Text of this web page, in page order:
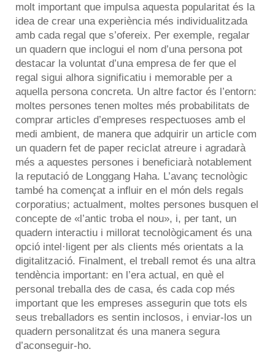
molt important que impulsa aquesta popularitat és la
idea de crear una experiència més individualitzada
amb cada regal que s’ofereix. Per exemple, regalar
un quadern que inclogui el nom d’una persona pot
destacar la voluntat d’una empresa de fer que el
regal sigui alhora significatiu i memorable per a
aquella persona concreta. Un altre factor és l’entorn:
moltes persones tenen moltes més probabilitats de
comprar articles d’empreses respectuoses amb el
medi ambient, de manera que adquirir un article com
un quadern fet de paper reciclat atreure i agradarà
més a aquestes persones i beneficiarà notablement
la reputació de Longgang Haha. L’avanç tecnològic
també ha començat a influir en el món dels regals
corporatius; actualment, moltes persones busquen el
concepte de «l’antic troba el nou», i, per tant, un
quadern interactiu i millorat tecnològicament és una
opció intel·ligent per als clients més orientats a la
digitalització. Finalment, el treball remot és una altra
tendència important: en l’era actual, en què el
personal treballa des de casa, és cada cop més
important que les empreses assegurin que tots els
seus treballadors es sentin inclosos, i enviar-los un
quadern personalitzat és una manera segura
d’aconseguir-ho.